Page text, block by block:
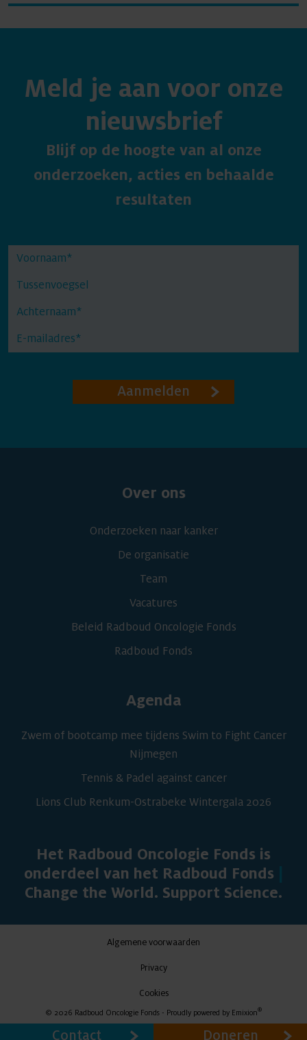
Meld je aan voor onze
nieuwsbrief
Blijf op de hoogte van al onze
onderzoeken, acties en behaalde
resultaten
Aanmelden
Over ons
Onderzoeken naar kanker
De organisatie
Team
Vacatures
Beleid Radboud Oncologie Fonds
Radboud Fonds
Agenda
Zwem of bootcamp mee tijdens Swim to Fight Cancer
Nijmegen
Tennis & Padel against cancer
Lions Club Renkum-Ostrabeke Wintergala 2026
Het Radboud Oncologie Fonds is
onderdeel van het Radboud Fonds
Change the World. Support Science.
© 2026 Radboud Oncologie Fonds - Proudly powered by Emixion®
Algemene voorwaarden
Privacy
Cookies
Contact Doneren